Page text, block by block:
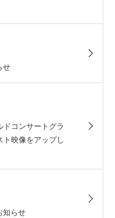
せ
ドコンサートグラ
映像をアップし
知らせ